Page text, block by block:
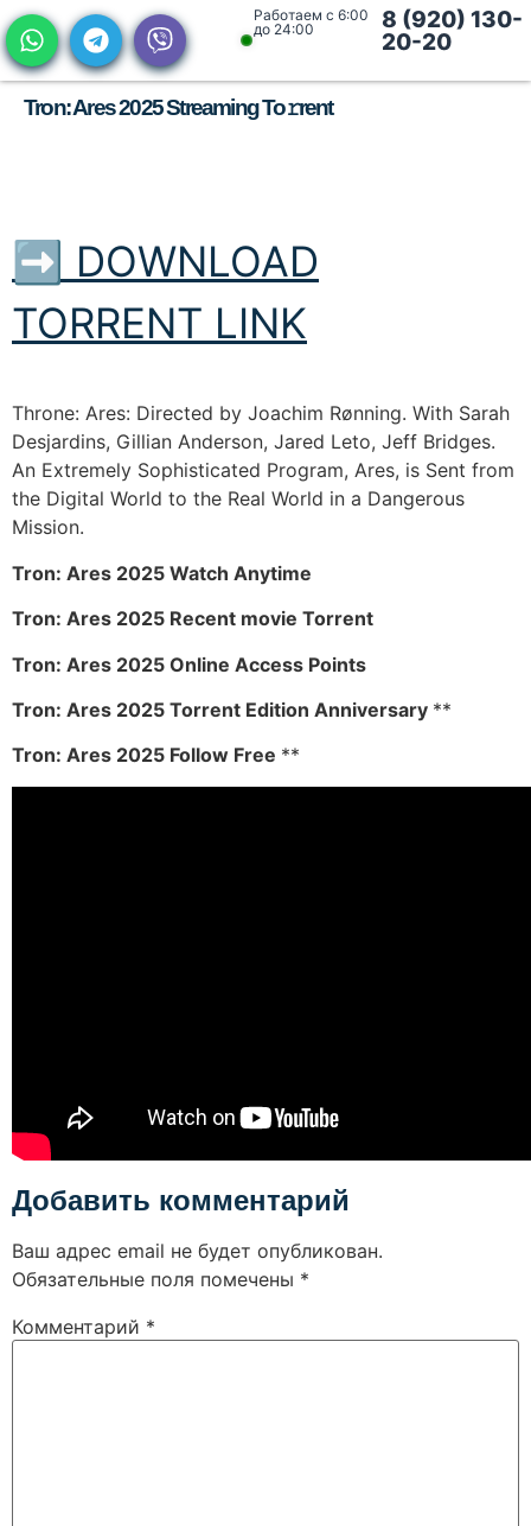
Работаем с 6:00
до 24:00
8 (920) 130-
20-20
Tron: Ares 2025 Streaming To𝚛rent
➡ DOWNLOAD
TORRENT LINK
Throne: Ares: Directed by Joachim Rønning. With Sarah
Desjardins, Gillian Anderson, Jared Leto, Jeff Bridges.
An Extremely Sophisticated Program, Ares, is Sent from
the Digital World to the Real World in a Dangerous
Mission.
Tron: Ares 2025 Watch Anytime
Tron: Ares 2025 Recent movie Torrent
Tron: Ares 2025 Online Access Points
Tron: Ares 2025 Torrent Edition Anniversary **
Tron: Ares 2025 Follow Free **
Добавить комментарий
Ваш адрес email не будет опубликован.
Обязательные поля помечены *
Комментарий *